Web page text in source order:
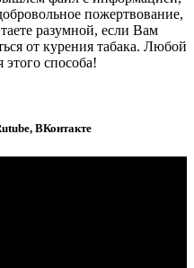
пожертвование,
разумной, если Вам
от курения табака. Любой
этого способа!
ВКонтакте